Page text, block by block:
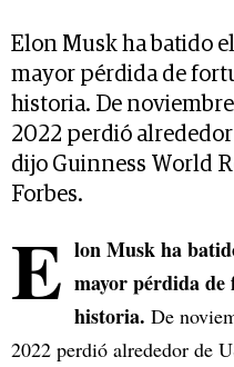
Elon Musk ha batido
mayor pérdida de
historia. De
2022 perdió
dijo Guinness World
Forbes.
E lon Musk ha
mayor pérdida
historia. De
2022 perdió alrededor de